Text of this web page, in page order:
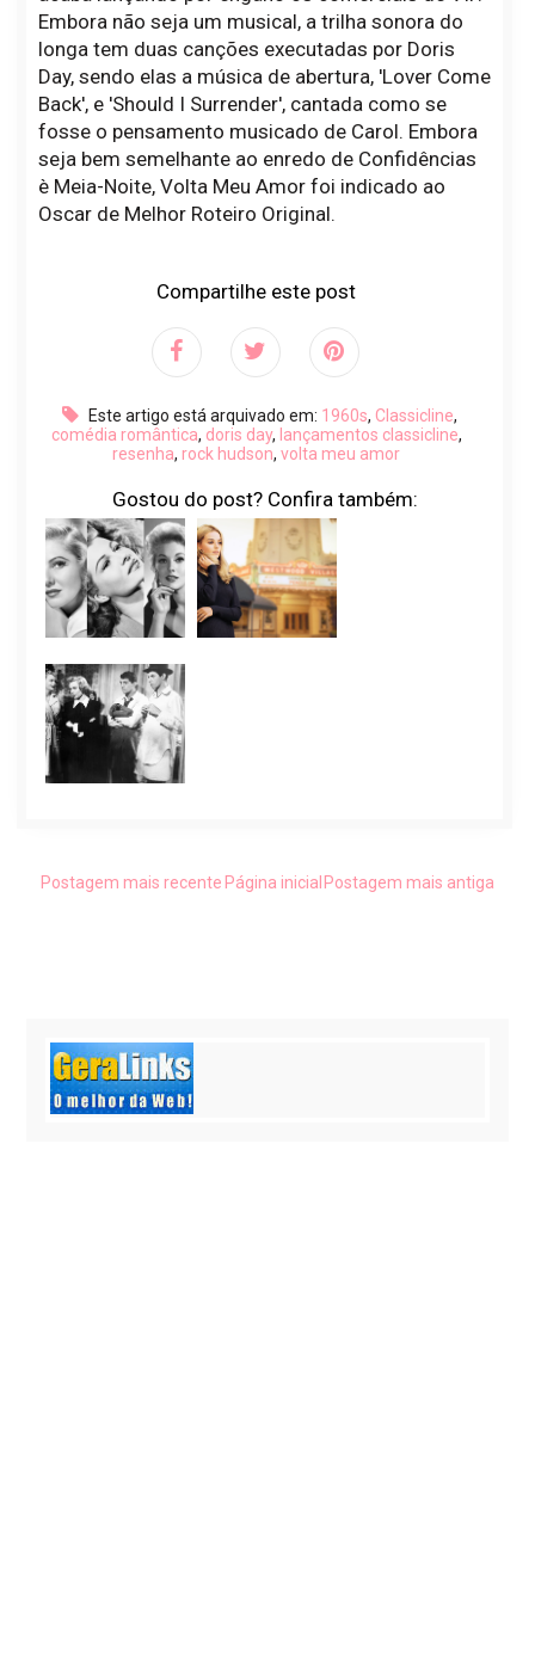
Embora não seja um musical, a trilha sonora do
longa tem duas canções executadas por Doris
Day, sendo elas a música de abertura, 'Lover Come
Back', e 'Should I Surrender', cantada como se
fosse o pensamento musicado de Carol. Embora
seja bem semelhante ao enredo de Confidências
è Meia-Noite, Volta Meu Amor foi indicado ao
Oscar de Melhor Roteiro Original.
Compartilhe este post
Este artigo está arquivado em: 1960s, Classicline,
comédia romântica, doris day, lançamentos classicline,
resenha, rock hudson, volta meu amor
Gostou do post? Confira também:
Postagem mais recente Postagem mais antiga
Página inicial